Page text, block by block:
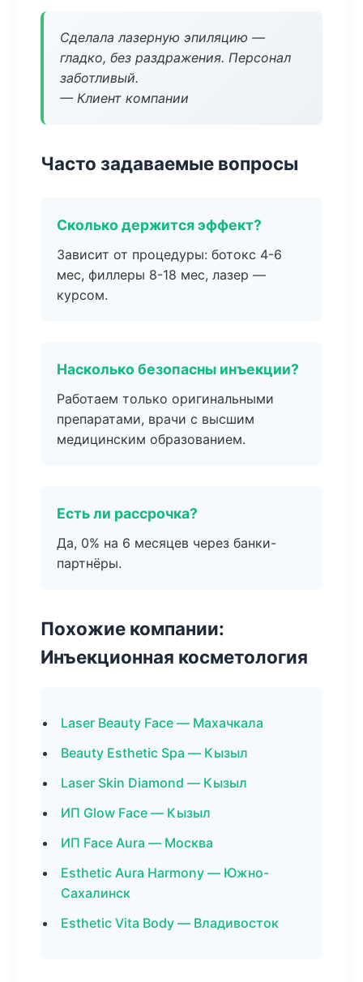
Сделала лазерную эпиляцию —
гладко, без раздражения. Персонал
заботливый.
— Клиент компании
Часто задаваемые вопросы
Сколько держится эффект?
Зависит от процедуры: ботокс 4-6
мес, филлеры 8-18 мес, лазер —
курсом.
Насколько безопасны инъекции?
Работаем только оригинальными
препаратами, врачи с высшим
медицинским образованием.
Есть ли рассрочка?
Да, 0% на 6 месяцев через банки-
партнёры.
Похожие компании:
Инъекционная косметология
Laser Beauty Face — Махачкала
Beauty Esthetic Spa — Кызыл
Laser Skin Diamond — Кызыл
ИП Glow Face — Кызыл
ИП Face Aura — Москва
Esthetic Aura Harmony — Южно-
Сахалинск
Esthetic Vita Body — Владивосток